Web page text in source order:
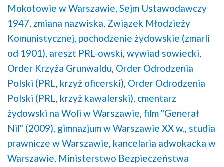
Mokotowie w Warszawie, Sejm Ustawodawczy
1947, zmiana nazwiska, Związek Młodzieży
Komunistycznej, pochodzenie żydowskie (zmarli
od 1901), areszt PRL-owski, wywiad sowiecki,
Order Krzyża Grunwaldu, Order Odrodzenia
Polski (PRL, krzyż oficerski), Order Odrodzenia
Polski (PRL, krzyż kawalerski), cmentarz
żydowski na Woli w Warszawie, film "Generał
Nil" (2009), gimnazjum w Warszawie XX w., studia
prawnicze w Warszawie, kancelaria adwokacka w
Warszawie, Ministerstwo Bezpieczeństwa